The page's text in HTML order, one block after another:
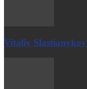
Vitaliy Slastianykov